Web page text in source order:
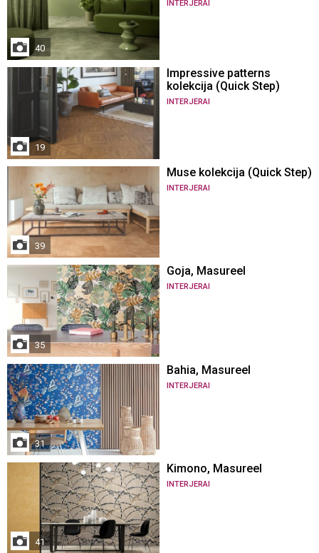
40
INTERJERAI
19
Impressive patterns
kolekcija (Quick Step)
INTERJERAI
39
Muse kolekcija (Quick Step)
INTERJERAI
35
Goja, Masureel
INTERJERAI
31
Bahia, Masureel
INTERJERAI
41
Kimono, Masureel
INTERJERAI